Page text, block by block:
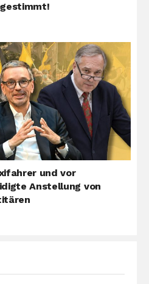
und vor
Anstellung von